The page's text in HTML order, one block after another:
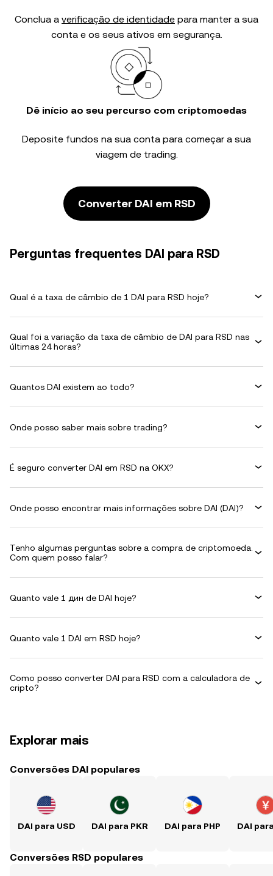
Conclua a verificação de identidade para manter a sua
conta e os seus ativos em segurança.
Dê início ao seu percurso com criptomoedas
Deposite fundos na sua conta para começar a sua
viagem de trading.
Converter DAI em RSD
Perguntas frequentes DAI para RSD
Qual é a taxa de câmbio de 1 DAI para RSD hoje?
Qual foi a variação da taxa de câmbio de DAI para RSD nas
últimas 24 horas?
Quantos DAI existem ao todo?
Onde posso saber mais sobre trading?
É seguro converter DAI em RSD na OKX?
Onde posso encontrar mais informações sobre DAI (DAI)?
Tenho algumas perguntas sobre a compra de criptomoeda.
Com quem posso falar?
Quanto vale 1 дин de DAI hoje?
Quanto vale 1 DAI em RSD hoje?
Como posso converter DAI para RSD com a calculadora de
cripto?
Explorar mais
Conversões DAI populares
DAI para USD DAI para PKR DAI para PHP DAI
Conversões RSD populares